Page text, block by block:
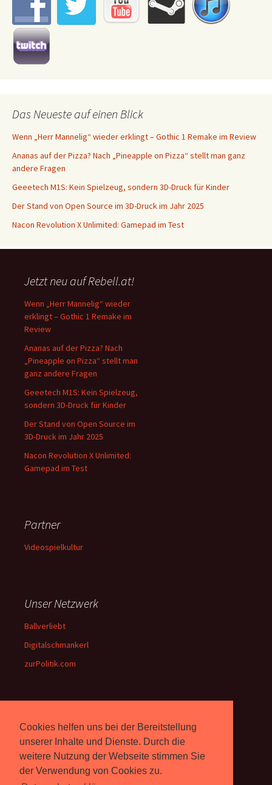
Cookies helfen uns bei der Bereitstellung
unserer Inhalte und Dienste. Durch die
weitere Nutzung der Webseite stimmen Sie
der Verwendung von Cookies zu.
Das Neueste auf einen Blick
Wenn „Herr Mannelig“ wieder erklingt – Gothic 1 Remake im Review
Ananas auf der Pizza? Nach „Pineapple on Pizza“ stellt man ganz
andere Fragen
Geeetech M1S: Kein Spielzeug, sondern 3D-Druck für Kinder
Der Stand von Open Source im 3D-Druck im Jahr 2025
Nacon Revolution X Unlimited: Gamepad im Test
Jetzt neu auf Rebell.at!
Wenn „Herr Mannelig“ wieder
erklingt – Gothic 1 Remake im
Review
Ananas auf der Pizza? Nach
„Pineapple on Pizza“ stellt man
ganz andere Fragen
Geeetech M1S: Kein Spielzeug,
sondern 3D-Druck für Kinder
Der Stand von Open Source im
3D-Druck im Jahr 2025
Nacon Revolution X Unlimited:
Gamepad im Test
Partner
Videospielkultur
Unser Netzwerk
Ballverliebt
Digitalschmankerl
zurPolitik.com
Über Uns
Rebell.atberichtet seit 2003
unabhängig über Computer-
und Videospiele. ( Impressum )